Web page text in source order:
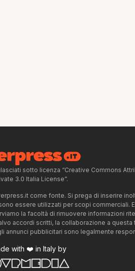
sotto licenza “Creative Commons
3.0 Italia License”.
come fonte. Si prega di inserire
essere utilizzati per scopi commerciali.
la facoltà di rimuovere informazioni
accordi scritti, la collaborazione a
annunci pubblicitari sono legalmente
with ❤️ in Italy by